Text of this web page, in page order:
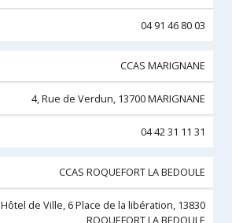
04 91 46 80 03
CCAS MARIGNANE
4, Rue de Verdun, 13700 MARIGNANE
04 42 31 11 31
CCAS ROQUEFORT LA BEDOULE
Hôtel de Ville, 6 Place de la libération, 13830
ROQUEFORT LA BEDOULE